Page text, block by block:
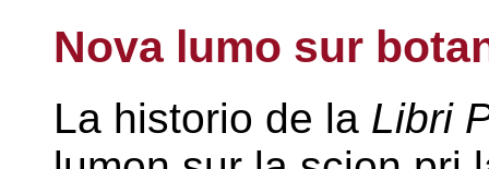
Nova lumo sur
La historio de la Libri